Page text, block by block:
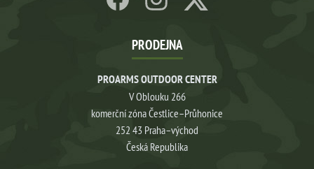
PRODEJNA
PROARMS OUTDOOR CENTER
V Oblouku 266
komerční zóna Čestlice–Průhonice
252 43 Praha–východ
Česká Republika